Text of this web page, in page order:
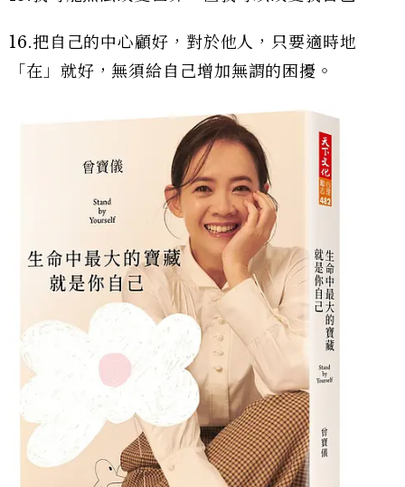
16.把自己的中心顧好，對於他人，只要適時地
「在」就好，無須給自己增加無謂的困擾。